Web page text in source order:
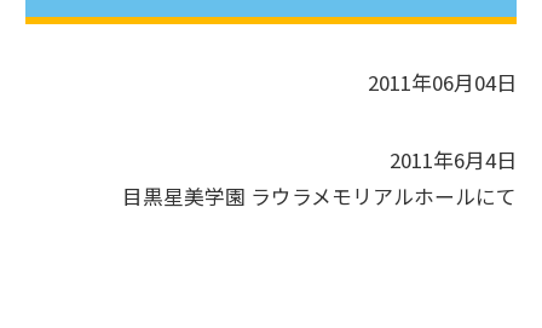
2011年06月04日
2011年6月4日
目黒星美学園 ラウラメモリアルホールにて